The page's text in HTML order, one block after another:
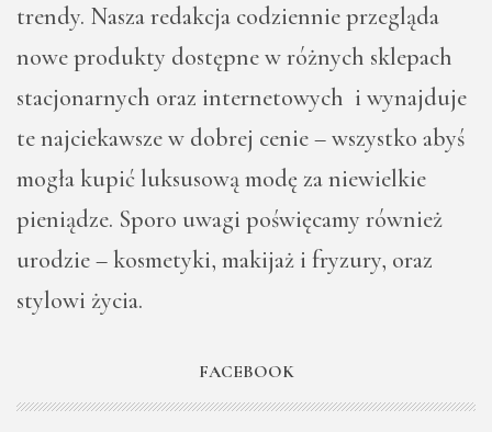
trendy. Nasza redakcja codziennie przegląda
nowe produkty dostępne w różnych sklepach
stacjonarnych oraz internetowych i wynajduje
te najciekawsze w dobrej cenie – wszystko abyś
mogła kupić luksusową modę za niewielkie
pieniądze. Sporo uwagi poświęcamy również
urodzie – kosmetyki, makijaż i fryzury, oraz
stylowi życia.
FACEBOOK